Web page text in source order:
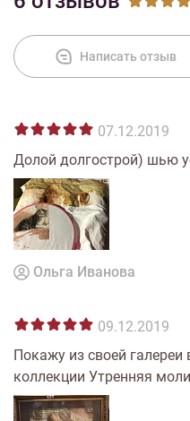
Написать отзыв
07.12.2019
Долой долгострой) шью
Ольга Иванова
09.12.2019
Покажу из своей
коллекции Утренняя